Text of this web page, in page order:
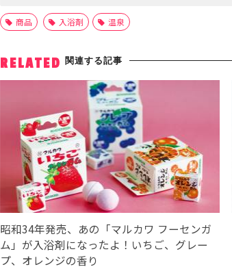
商品 入浴剤 温泉
RELATED 関連する記事
昭和34年発売、あの「マルカワ フーセンガ
ム」が入浴剤になったよ！いちご、グレー
プ、オレンジの香り